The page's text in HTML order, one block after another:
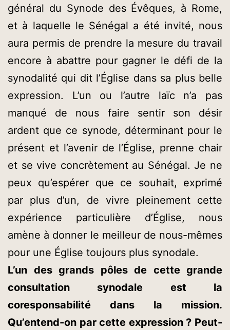
général du Synode des Évêques, à Rome,
et à laquelle le Sénégal a été invité, nous
aura permis de prendre la mesure du travail
encore à abattre pour gagner le défi de la
synodalité qui dit l’Église dans sa plus belle
expression. L’un ou l’autre laïc n’a pas
manqué de nous faire sentir son désir
ardent que ce synode, déterminant pour le
présent et l’avenir de l’Église, prenne chair
et se vive concrètement au Sénégal. Je ne
peux qu’espérer que ce souhait, exprimé
par plus d’un, de vivre pleinement cette
expérience particulière d’Église, nous
amène à donner le meilleur de nous-mêmes
pour une Église toujours plus synodale.
L’un des grands pôles de cette grande
consultation synodale est la
coresponsabilité dans la mission.
Qu’entend-on par cette expression ? Peut-